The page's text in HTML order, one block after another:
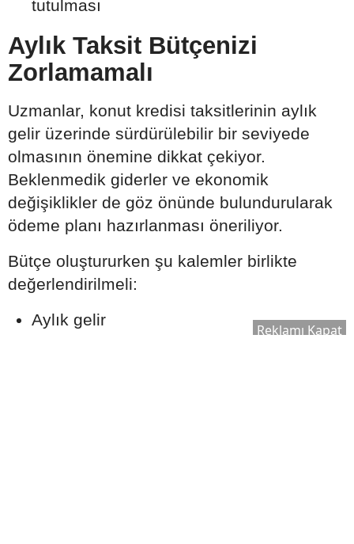
tutulması
Aylık Taksit Bütçenizi
Zorlamamalı
Uzmanlar, konut kredisi taksitlerinin aylık
gelir üzerinde sürdürülebilir bir seviyede
olmasının önemine dikkat çekiyor.
Beklenmedik giderler ve ekonomik
değişiklikler de göz önünde bulundurularak
ödeme planı hazırlanması öneriliyor.
Bütçe oluştururken şu kalemler birlikte
değerlendirilmeli:
Aylık gelir
Reklamı Kapat